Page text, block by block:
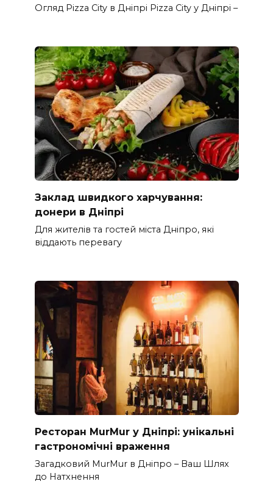
Огляд Pizza City в Дніпрі Pizza City у Дніпрі –
Заклад швидкого харчування:
донеpи в Дніпрі
Для жителів та гостей міста Дніпро, які
віддають перевагу
Ресторан MurMur у Дніпрі: унікальні
гастрономічні враження
Загадковий MurMur в Дніпро – Ваш Шлях
до Натхнення